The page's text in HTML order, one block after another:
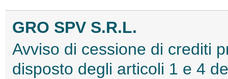
GRO SPV S.R.L.
Avviso di cessione di crediti
disposto degli articoli 1 e 4